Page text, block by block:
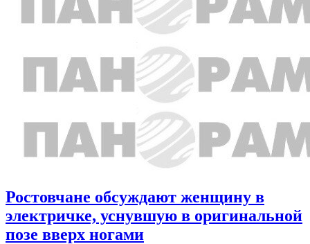
Ростовчане обсуждают женщину в
электричке, уснувшую в оригинальной
позе вверх ногами